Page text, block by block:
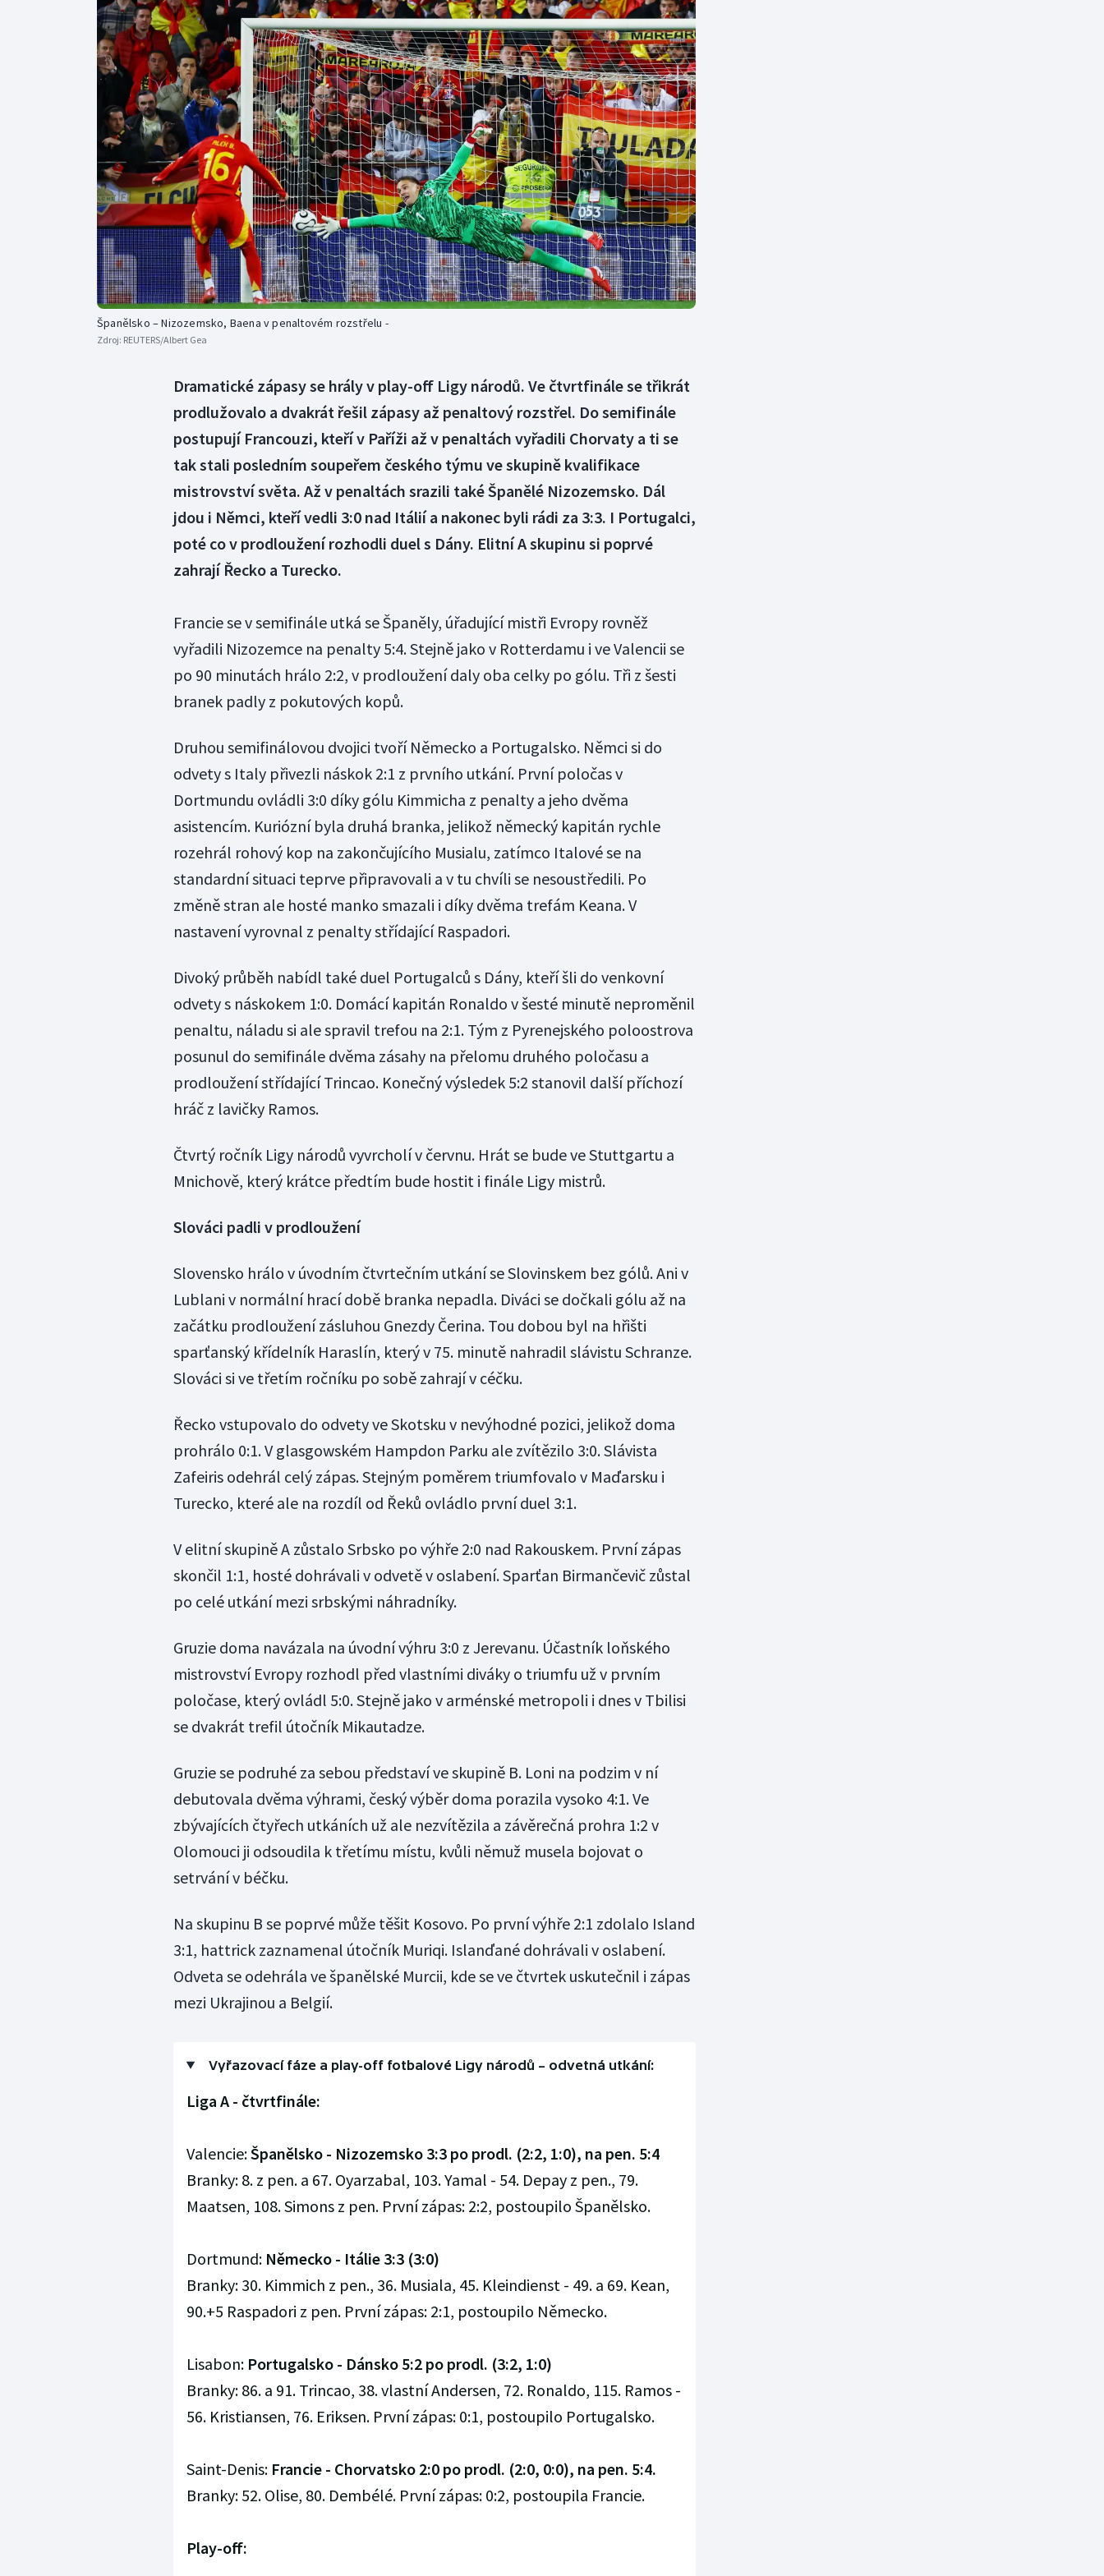
Curling
Dostihy
Florbal
Futsal
Golf
Gymnastika
Moderní pětiboj
Motorsport
Olympijské hry
Parasport
Plavání
Plážový volejbal
Triatlon
Veslování
Vodní slalom
Volejbal
Ostatní
Španělsko – Nizozemsko, Baena v penaltovém rozstřelu -
Zdroj: REUTERS/Albert Gea
Dramatické zápasy se hrály v play-off Ligy národů. Ve čtvrtfinále se třikrát
prodlužovalo a dvakrát řešil zápasy až penaltový rozstřel. Do semifinále
postupují Francouzi, kteří v Paříži až v penaltách vyřadili Chorvaty a ti se
tak stali posledním soupeřem českého týmu ve skupině kvalifikace
mistrovství světa. Až v penaltách srazili také Španělé Nizozemsko. Dál
jdou i Němci, kteří vedli 3:0 nad Itálií a nakonec byli rádi za 3:3. I Portugalci,
poté co v prodloužení rozhodli duel s Dány. Elitní A skupinu si poprvé
zahrají Řecko a Turecko.
Francie se v semifinále utká se Španěly, úřadující mistři Evropy rovněž
vyřadili Nizozemce na penalty 5:4. Stejně jako v Rotterdamu i ve Valencii se
po 90 minutách hrálo 2:2, v prodloužení daly oba celky po gólu. Tři z šesti
branek padly z pokutových kopů.
Druhou semifinálovou dvojici tvoří Německo a Portugalsko. Němci si do
odvety s Italy přivezli náskok 2:1 z prvního utkání. První poločas v
Dortmundu ovládli 3:0 díky gólu Kimmicha z penalty a jeho dvěma
asistencím. Kuriózní byla druhá branka, jelikož německý kapitán rychle
rozehrál rohový kop na zakončujícího Musialu, zatímco Italové se na
standardní situaci teprve připravovali a v tu chvíli se nesoustředili. Po
změně stran ale hosté manko smazali i díky dvěma trefám Keana. V
nastavení vyrovnal z penalty střídající Raspadori.
Divoký průběh nabídl také duel Portugalců s Dány, kteří šli do venkovní
odvety s náskokem 1:0. Domácí kapitán Ronaldo v šesté minutě neproměnil
penaltu, náladu si ale spravil trefou na 2:1. Tým z Pyrenejského poloostrova
posunul do semifinále dvěma zásahy na přelomu druhého poločasu a
prodloužení střídající Trincao. Konečný výsledek 5:2 stanovil další příchozí
hráč z lavičky Ramos.
Čtvrtý ročník Ligy národů vyvrcholí v červnu. Hrát se bude ve Stuttgartu a
Mnichově, který krátce předtím bude hostit i finále Ligy mistrů.
Slováci padli v prodloužení
Slovensko hrálo v úvodním čtvrtečním utkání se Slovinskem bez gólů. Ani v
Lublani v normální hrací době branka nepadla. Diváci se dočkali gólu až na
začátku prodloužení zásluhou Gnezdy Čerina. Tou dobou byl na hřišti
sparťanský křídelník Haraslín, který v 75. minutě nahradil slávistu Schranze.
Slováci si ve třetím ročníku po sobě zahrají v céčku.
Řecko vstupovalo do odvety ve Skotsku v nevýhodné pozici, jelikož doma
prohrálo 0:1. V glasgowském Hampdon Parku ale zvítězilo 3:0. Slávista
Zafeiris odehrál celý zápas. Stejným poměrem triumfovalo v Maďarsku i
Turecko, které ale na rozdíl od Řeků ovládlo první duel 3:1.
V elitní skupině A zůstalo Srbsko po výhře 2:0 nad Rakouskem. První zápas
skončil 1:1, hosté dohrávali v odvetě v oslabení. Sparťan Birmančevič zůstal
po celé utkání mezi srbskými náhradníky.
Gruzie doma navázala na úvodní výhru 3:0 z Jerevanu. Účastník loňského
mistrovství Evropy rozhodl před vlastními diváky o triumfu už v prvním
poločase, který ovládl 5:0. Stejně jako v arménské metropoli i dnes v Tbilisi
se dvakrát trefil útočník Mikautadze.
Gruzie se podruhé za sebou představí ve skupině B. Loni na podzim v ní
debutovala dvěma výhrami, český výběr doma porazila vysoko 4:1. Ve
zbývajících čtyřech utkáních už ale nezvítězila a závěrečná prohra 1:2 v
Olomouci ji odsoudila k třetímu místu, kvůli němuž musela bojovat o
setrvání v béčku.
Na skupinu B se poprvé může těšit Kosovo. Po první výhře 2:1 zdolalo Island
3:1, hattrick zaznamenal útočník Muriqi. Islanďané dohrávali v oslabení.
Odveta se odehrála ve španělské Murcii, kde se ve čtvrtek uskutečnil i zápas
mezi Ukrajinou a Belgií.
Vyřazovací fáze a play-off fotbalové Ligy národů – odvetná utkání:
Liga A - čtvrtfinále:
Valencie:Španělsko - Nizozemsko 3:3 po prodl. (2:2, 1:0), na pen. 5:4
Branky: 8. z pen. a 67. Oyarzabal, 103. Yamal - 54. Depay z pen., 79.
Maatsen, 108. Simons z pen. První zápas: 2:2, postoupilo Španělsko.
Dortmund: Německo - Itálie 3:3 (3:0)
Branky: 30. Kimmich z pen., 36. Musiala, 45. Kleindienst - 49. a 69. Kean,
90.+5 Raspadori z pen. První zápas: 2:1, postoupilo Německo.
Lisabon: Portugalsko - Dánsko 5:2 po prodl. (3:2, 1:0)
Branky: 86. a 91. Trincao, 38. vlastní Andersen, 72. Ronaldo, 115. Ramos -
56. Kristiansen, 76. Eriksen. První zápas: 0:1, postoupilo Portugalsko.
Saint-Denis: Francie - Chorvatsko 2:0 po prodl. (2:0, 0:0), na pen. 5:4.
Branky: 52. Olise, 80. Dembélé. První zápas: 0:2, postoupila Francie.
Play-off: